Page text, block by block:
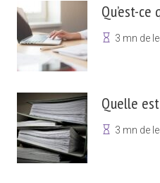
Qu’est-ce
3 mn de
Quelle
3 mn de